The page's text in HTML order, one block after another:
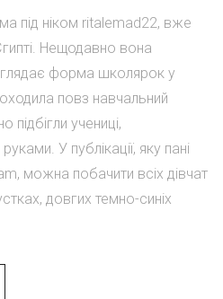
під ніком ritalemad22, вже
Нещодавно вона
форма школярок у
повз навчальний
підбігли учениці,
У публікації, яку пані
можна побачити всіх дівчат
довгих темно-синіх